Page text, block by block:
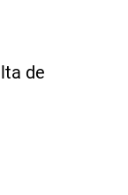
de